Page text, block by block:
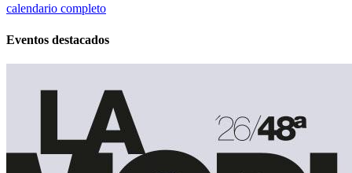
calendario completo
Eventos destacados